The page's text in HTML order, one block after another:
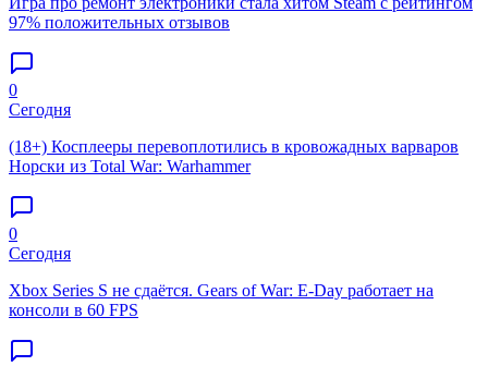
97% положительных отзывов
0
Сегодня
(18+) Косплееры перевоплотились в кровожадных варваров
Норски из Total War: Warhammer
0
Сегодня
Xbox Series S не сдаётся. Gears of War: E-Day работает на
консоли в 60 FPS